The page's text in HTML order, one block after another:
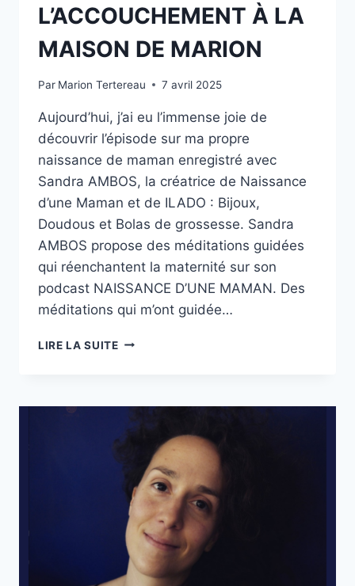
NAISSANCE
AUTONOME
À
LA
L’ACCOUCHEMENT À LA
MAISON DE MARION
Par Marion Tertereau 7 avril 2025
Aujourd’hui, j’ai eu l’immense joie de
découvrir l’épisode sur ma propre
naissance de maman enregistré avec
Sandra AMBOS, la créatrice de Naissance
d’une Maman et de ILADO : Bijoux,
Doudous et Bolas de grossesse. Sandra
AMBOS propose des méditations guidées
qui réenchantent la maternité sur son
podcast NAISSANCE D’UNE MAMAN. Des
méditations qui m’ont guidée…
LIRE LA SUITEL’ACCOUCHEMENT
DE
MARION